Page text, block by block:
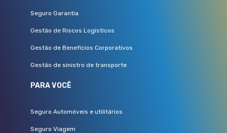
Seguro Garantia
Gestão de Riscos Logísticos
Gestão de Benefícios Corporativos
Gestão de sinistro de transporte
PARA VOCÊ
Seguro Automóveis e utilitários
Seguro Viagem